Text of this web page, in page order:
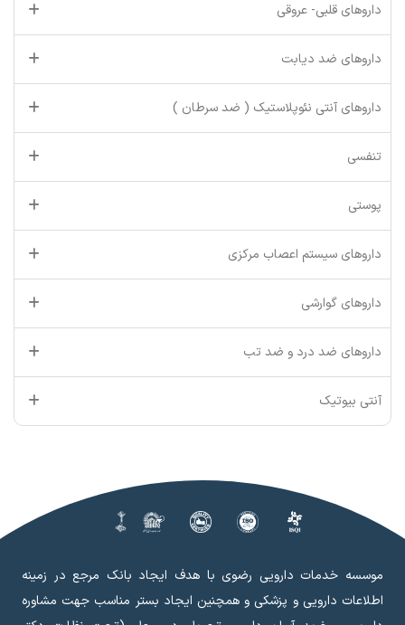
داروهای قلبی- عروقی
داروهای ضد دیابت
داروهای آنتی نئوپلاستیک ( ضد سرطان )
تنفسی
پوستی
داروهای سیستم اعصاب مرکزی
داروهای گوارشی
داروهای ضد درد و ضد تب
آنتی بیوتیک
موسسه خدمات دارویی رضوی با هدف ایجاد بانک مرجع در زمینه
اطلاعات دارویی و پزشکی و همچنین ایجاد بستر مناسب جهت مشاوره